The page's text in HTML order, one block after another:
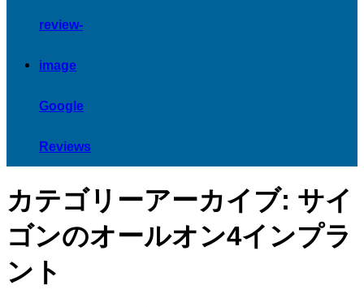
Google
Reviews
カテゴリーアーカイブ: サイ
ゴンのオールオン4インプラ
ント